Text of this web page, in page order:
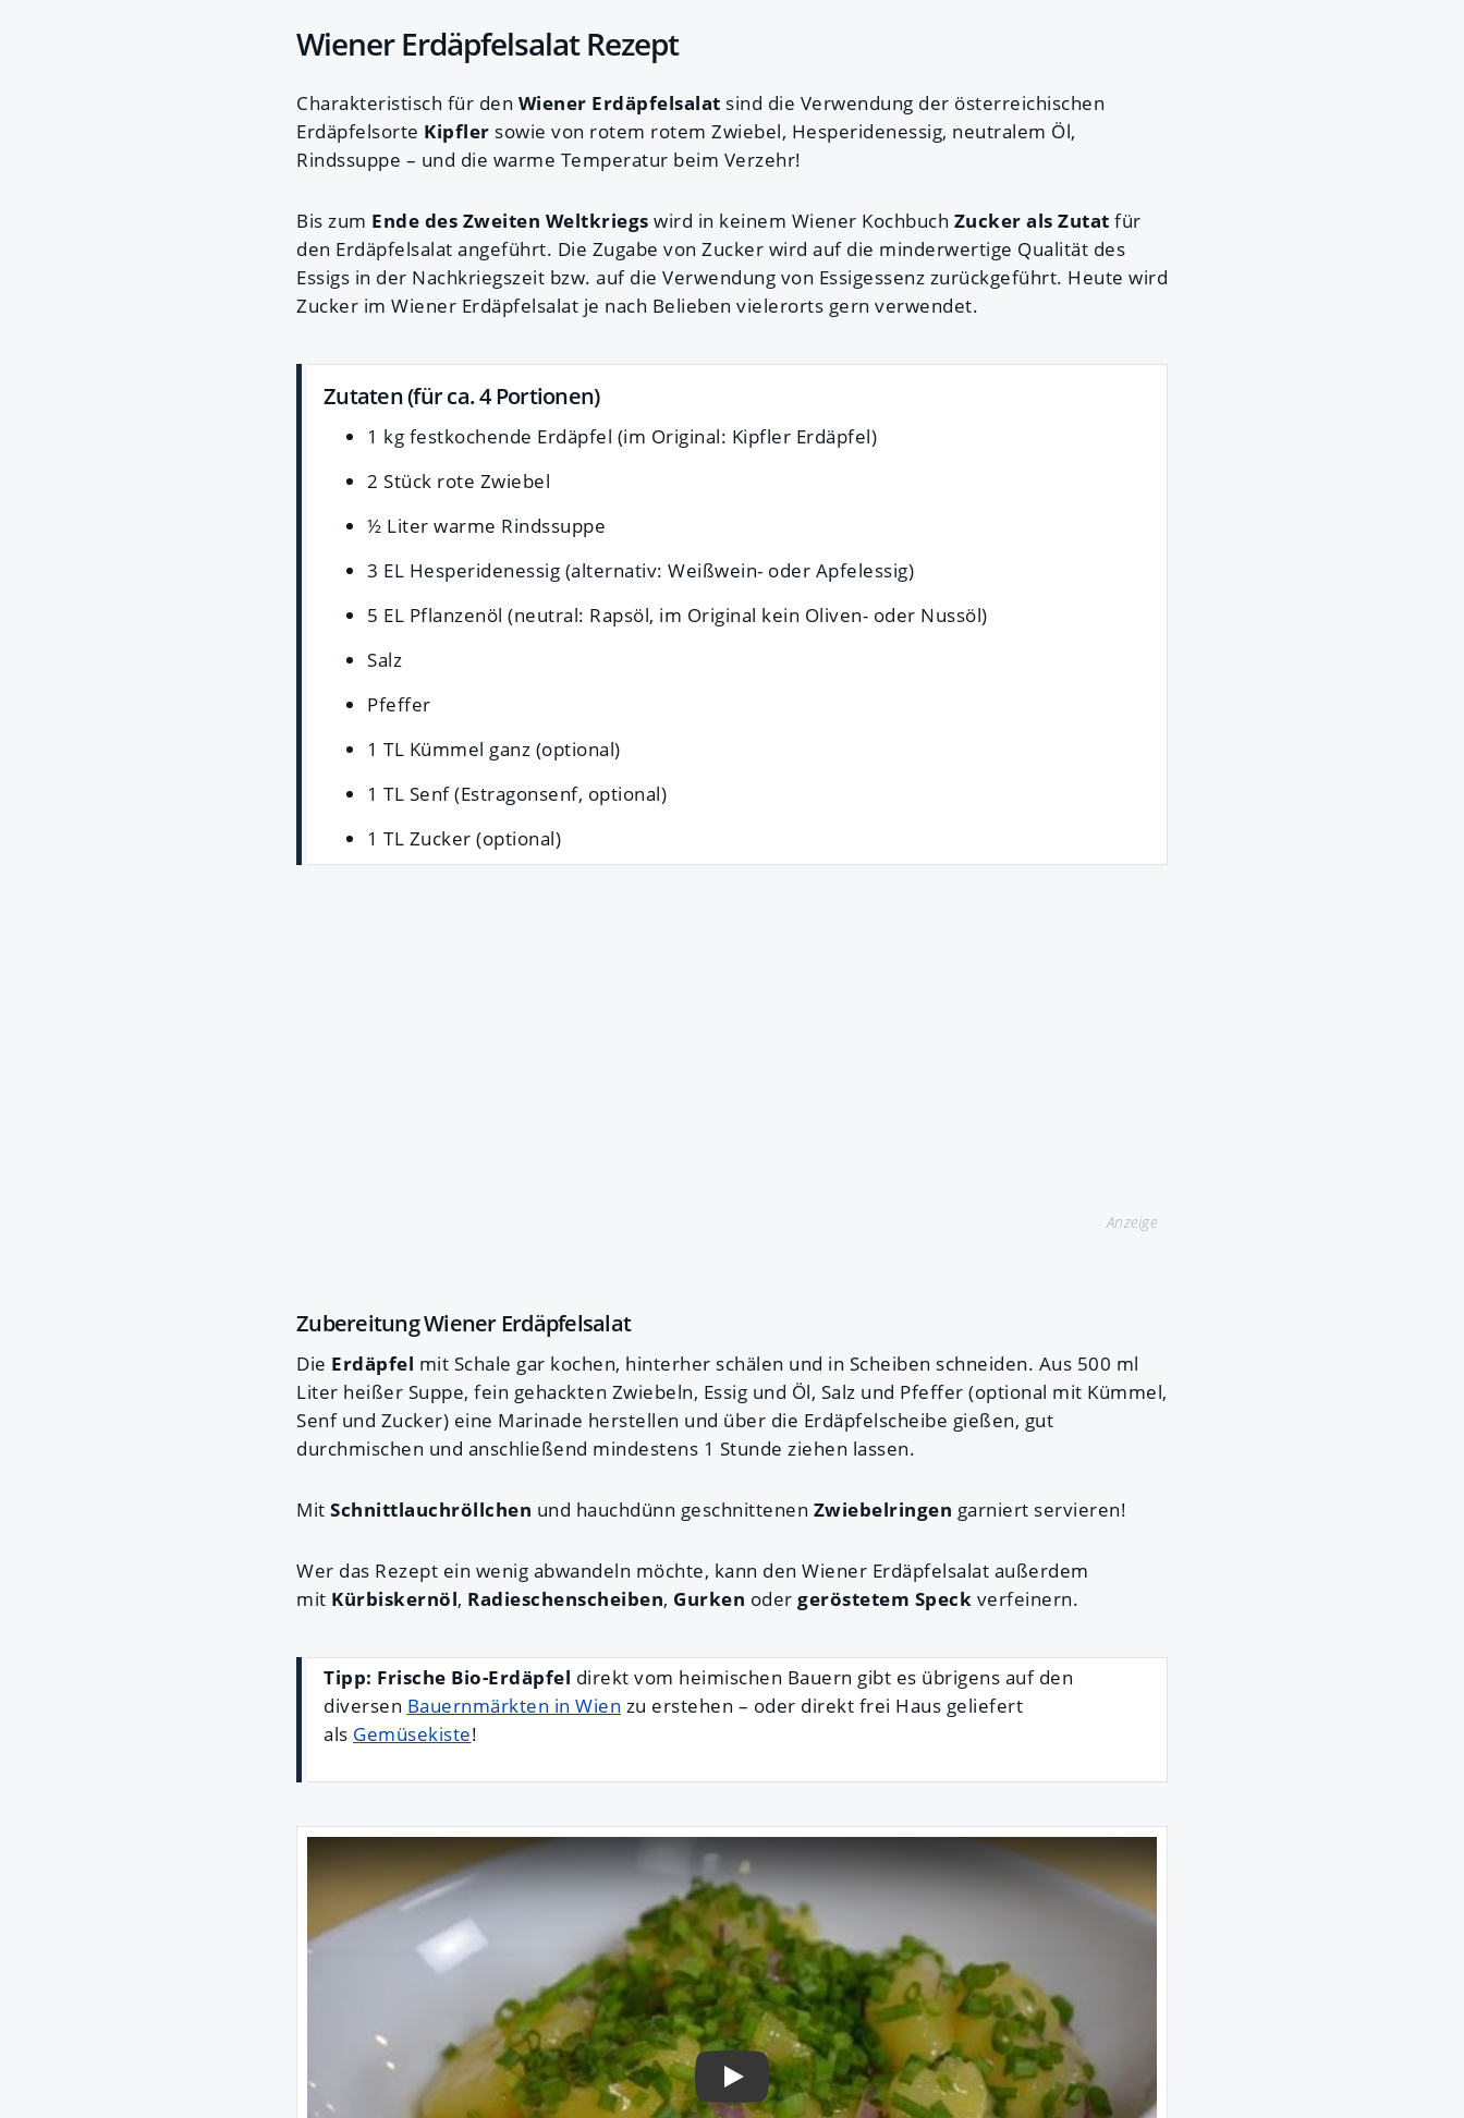
Wiener Erdäpfelsalat Rezept
Charakteristisch für den Wiener Erdäpfelsalat sind die Verwendung der österreichischen
Erdäpfelsorte Kipfler sowie von rotem rotem Zwiebel, Hesperidenessig, neutralem Öl,
Rindssuppe – und die warme Temperatur beim Verzehr!
Bis zum Ende des Zweiten Weltkriegs wird in keinem Wiener Kochbuch Zucker als Zutat für
den Erdäpfelsalat angeführt. Die Zugabe von Zucker wird auf die minderwertige Qualität des
Essigs in der Nachkriegszeit bzw. auf die Verwendung von Essigessenz zurückgeführt. Heute wird
Zucker im Wiener Erdäpfelsalat je nach Belieben vielerorts gern verwendet.
Zutaten (für ca. 4 Portionen)
1 kg festkochende Erdäpfel (im Original: Kipfler Erdäpfel)
2 Stück rote Zwiebel
½ Liter warme Rindssuppe
3 EL Hesperidenessig (alternativ: Weißwein- oder Apfelessig)
5 EL Pflanzenöl (neutral: Rapsöl, im Original kein Oliven- oder Nussöl)
Salz
Pfeffer
1 TL Kümmel ganz (optional)
1 TL Senf (Estragonsenf, optional)
1 TL Zucker (optional)
Anzeige
Zubereitung Wiener Erdäpfelsalat
Die Erdäpfel mit Schale gar kochen, hinterher schälen und in Scheiben schneiden. Aus 500 ml
Liter heißer Suppe, fein gehackten Zwiebeln, Essig und Öl, Salz und Pfeffer (optional mit Kümmel,
Senf und Zucker) eine Marinade herstellen und über die Erdäpfelscheibe gießen, gut
durchmischen und anschließend mindestens 1 Stunde ziehen lassen.
Mit Schnittlauchröllchen und hauchdünn geschnittenen Zwiebelringen garniert servieren!
Wer das Rezept ein wenig abwandeln möchte, kann den Wiener Erdäpfelsalat außerdem
mit Kürbiskernöl, Radieschenscheiben, Gurken oder geröstetem Speck verfeinern.
Tipp: Frische Bio-Erdäpfel direkt vom heimischen Bauern gibt es übrigens auf den
diversen Bauernmärkten in Wien zu erstehen – oder direkt frei Haus geliefert
als Gemüsekiste!
Play